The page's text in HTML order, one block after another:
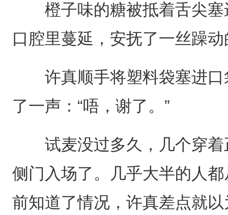
橙子味的糖被抵着舌尖塞
口腔里蔓延，安抚了一丝躁
许真顺手将塑料袋塞进口
了一声：“唔，谢了。”
试麦没过多久，几个穿着
侧门入场了。几乎大半的人
前知道了情况，许真差点就